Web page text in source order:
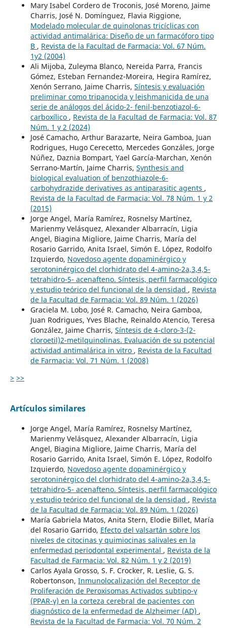
Mary Isabel Cordero de Troconis, José Moreno, Jaime
Charris, José N. Domínguez, Flavia Riggione,
Modelado molecular de quinolonas tricíclicas con
actividad antimalárica: Diseño de un farmacóforo tipo
B , Revista de la Facultad de Farmacia: Vol. 67 Núm.
1y2 (2004)
Ali Mijoba, Zuleyma Blanco, Nereida Parra, Francis
Gómez, Esteban Fernandez-Moreira, Hegira Ramírez,
Xenón Serrano, Jaime Charris, Síntesis y evaluación
preliminar como tripanocida y leishmanicida de una
serie de análogos del ácido-2- fenil-benzotiazol-6-
carboxílico , Revista de la Facultad de Farmacia: Vol. 87
Núm. 1 y 2 (2024)
José Camacho, Arthur Barazarte, Neira Gamboa, Juan
Rodrigues, Hugo Cerecetto, Mercedes Gonzáles, Jorge
Núñez, Daznia Bompart, Yael García-Marchan, Xenón
Serrano-Martín, Jaime Charris, Synthesis and
biological evaluation of benzothiazole-6-
carbohydrazide derivatives as antiparasitic agents ,
Revista de la Facultad de Farmacia: Vol. 78 Núm. 1 y 2
(2015)
Jorge Angel, María Ramírez, Rosnelsy Martínez,
Marienmy Velásquez, Alexander Albarracín, Ligia
Angel, Biagina Migliore, Jaime Charris, María del
Rosario Garrido, Anita Israel, Simón E. López, Rodolfo
Izquierdo, Novedoso agente dopaminérgico y
serotoninérgico del clorhidrato del 4-amino-2a,3,4,5-
tetrahidro-5- acenafteno. Síntesis, perfil farmacológico
y estudio teórico del funcional de la densidad , Revista
de la Facultad de Farmacia: Vol. 89 Núm. 1 (2026)
Graciela M. Lobo, José R. Camacho, Neira Gamboa,
Juan Rodrigues, Yves Blache, Reinaldo Atencio, Teresa
González, Jaime Charris, Síntesis de 4-cloro-3-(2-
cloroetil)2-metilquinolinas. Evaluación de su potencial
actividad antimalárica in vitro , Revista de la Facultad
de Farmacia: Vol. 71 Núm. 1 (2008)
> >>
Artículos similares
Jorge Angel, María Ramírez, Rosnelsy Martínez,
Marienmy Velásquez, Alexander Albarracín, Ligia
Angel, Biagina Migliore, Jaime Charris, María del
Rosario Garrido, Anita Israel, Simón E. López, Rodolfo
Izquierdo, Novedoso agente dopaminérgico y
serotoninérgico del clorhidrato del 4-amino-2a,3,4,5-
tetrahidro-5- acenafteno. Síntesis, perfil farmacológico
y estudio teórico del funcional de la densidad , Revista
de la Facultad de Farmacia: Vol. 89 Núm. 1 (2026)
María Gabriela Matos, Anita Stern, Elodie Billet, María
del Rosario Garrido, Efecto del valsartán sobre los
niveles de citocinas y quimiocinas salivales en la
enfermedad periodontal experimental , Revista de la
Facultad de Farmacia: Vol. 82 Núm. 1 y 2 (2019)
Carlos Ayala Grosso, S. F. Crocker, R. Leslie, G. S.
Robertonson, Inmunolocalización del Receptor de
Proliferación de Peroxisomas Activados subtipo-γ
(PPAR-γ) en la corteza cerebral de pacientes con
diagnóstico de la enfermedad de Alzheimer (AD) ,
Revista de la Facultad de Farmacia: Vol. 70 Núm. 2